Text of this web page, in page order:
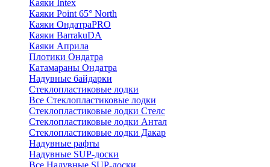
Каяки Intex
Каяки Point 65° North
Каяки ОндатраPRO
Каяки BarrakuDA
Каяки Априла
Плотики Ондатра
Катамараны Ондатра
Надувные байдарки
Стеклопластиковые лодки
Все Стеклопластиковые лодки
Стеклопластиковые лодки Стелс
Стеклопластиковые лодки Антал
Стеклопластиковые лодки Дакар
Надувные рафты
Надувные SUP-доски
Все Надувные SUP-доски